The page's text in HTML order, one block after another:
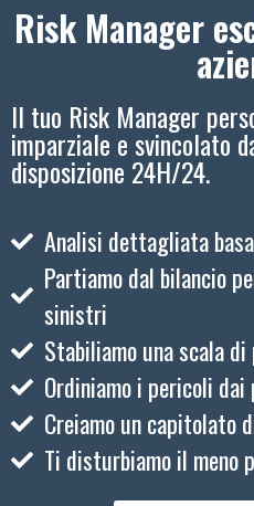
Risk Manager
Il tuo Risk Manager
imparziale e svincolato
disposizione 24H/24.
Analisi dettagliata
Partiamo dal bilancio
sinistri
Stabiliamo una scala
Ordiniamo i pericoli
Creiamo un capitolato
Ti disturbiamo il meno